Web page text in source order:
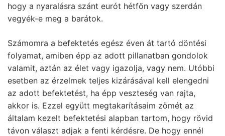
hogy a nyaralásra szánt eurót hétfőn vagy szerdán
vegyék-e meg a barátok.
Számomra a befektetés egész éven át tartó döntési
folyamat, amiben épp az adott pillanatban gondolok
valamit, aztán az élet vagy igazolja, vagy nem. Utóbbi
esetben az érzelmek teljes kizárásával kell elengedni
az adott befektetést, ha épp veszteség van rajta,
akkor is. Ezzel együtt megtakarításaim zömét az
általam kezelt befektetési alapban tartom, hogy rövid
távon választ adjak a fenti kérdésre. De hogy ennél